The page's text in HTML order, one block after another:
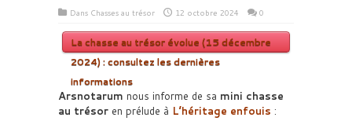
Dans Chasses au trésor 12 octobre 2024 0
La chasse au trésor évolue (15 décembre
2024) : consultez les dernières
informations
Arsnotarum nous informe de sa mini chasse
au trésor en prélude à L’héritage enfouis :